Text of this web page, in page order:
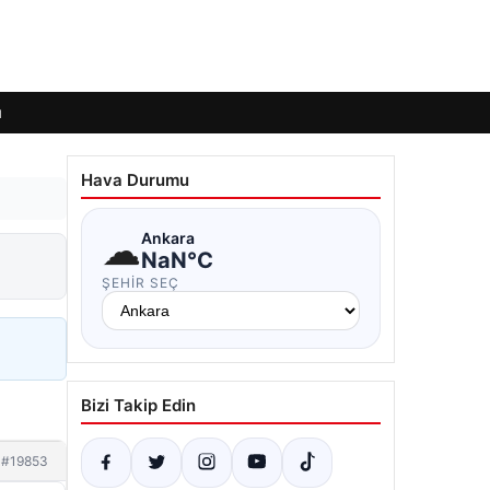
#19853
Hava Durumu
☁Ankara
NaN°C
ŞEHIR SEÇ
Bizi Takip Edin